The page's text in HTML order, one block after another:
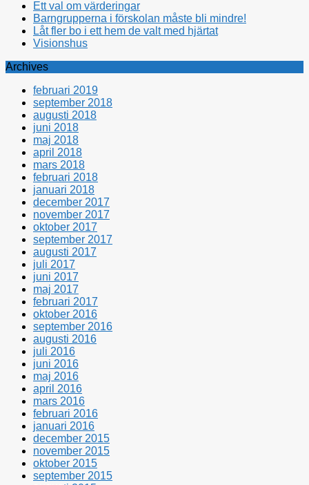
Ett val om värderingar
Barngrupperna i förskolan måste bli mindre!
Låt fler bo i ett hem de valt med hjärtat
Visionshus
Archives
februari 2019
september 2018
augusti 2018
juni 2018
maj 2018
april 2018
mars 2018
februari 2018
januari 2018
december 2017
november 2017
oktober 2017
september 2017
augusti 2017
juli 2017
juni 2017
maj 2017
februari 2017
oktober 2016
september 2016
augusti 2016
juli 2016
juni 2016
maj 2016
april 2016
mars 2016
februari 2016
januari 2016
december 2015
november 2015
oktober 2015
september 2015